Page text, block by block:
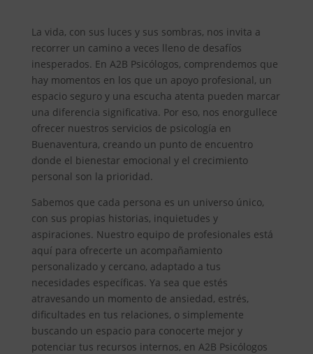
La vida, con sus luces y sus sombras, nos invita a
recorrer un camino a veces lleno de desafíos
inesperados. En A2B Psicólogos, comprendemos que
hay momentos en los que un apoyo profesional, un
espacio seguro y una escucha atenta pueden marcar
una diferencia significativa. Por eso, nos enorgullece
ofrecer nuestros servicios de psicología en
Buenaventura, creando un punto de encuentro
donde el bienestar emocional y el crecimiento
personal son la prioridad.
Sabemos que cada persona es un universo único,
con sus propias historias, inquietudes y
aspiraciones. Nuestro equipo de profesionales está
aquí para ofrecerte un acompañamiento
personalizado y cercano, adaptado a tus
necesidades específicas. Ya sea que estés
atravesando un momento de ansiedad, estrés,
dificultades en tus relaciones, o simplemente
buscando un espacio para conocerte mejor y
potenciar tus recursos internos, en A2B Psicólogos